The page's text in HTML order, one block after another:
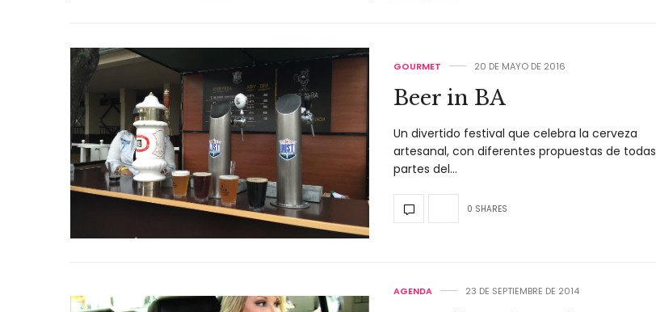
GOURMET 20 DE MAYO DE 2016
Beer in BA
Un divertido festival que celebra la cerveza
artesanal, con diferentes propuestas de todas
partes del…
0 SHARES
AGENDA 23 DE SEPTIEMBRE DE 2014